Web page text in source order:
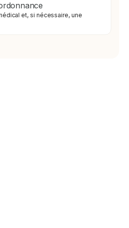
et, si nécessaire, une